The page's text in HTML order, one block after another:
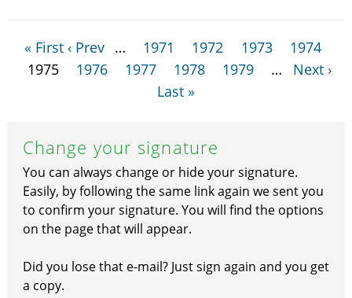
« First ‹ Prev … 1971 1972 1973
1974
1975
1976 1977 1978 1979 …
Next ›
Last »
Change your signature
You can always change or hide your signature.
Easily, by following the same link again we sent you
to confirm your signature. You will find the options
on the page that will appear.
Did you lose that e-mail? Just sign again and you get
a copy.